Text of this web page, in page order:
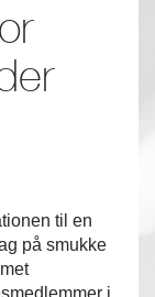
til en
på smukke
i